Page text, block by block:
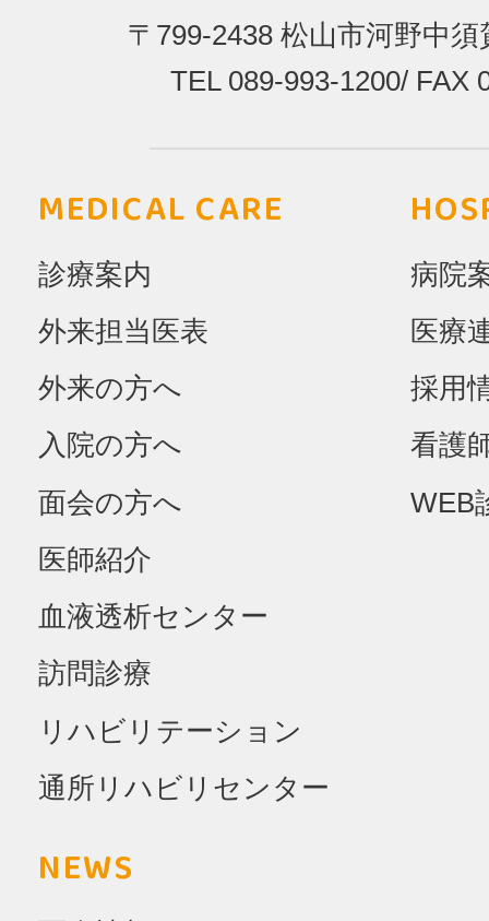
〒799-2438 松山市河野中須
TEL 089-993-1200/FAX
MEDICAL CARE
診療案内
外来担当医表
外来の方へ
入院の方へ
面会の方へ
医師紹介
血液透析センター
訪問診療
リハビリテーション
通所リハビリセンター
病院
医療
採用
看護
WEB
NEWS